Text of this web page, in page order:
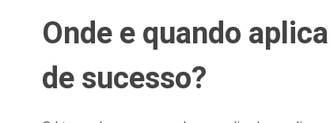
Onde e quando
de sucesso?